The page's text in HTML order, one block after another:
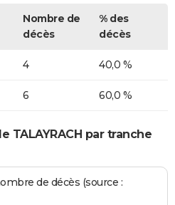
Nombre de
décès
% des
décès
4 40,0 %
6 60,0 %
TALAYRACH par tranche
de décès (source :